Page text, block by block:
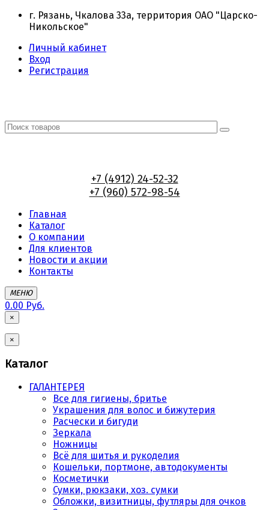
г. Рязань, Чкалова 33а, территория ОАО "Царско-
Никольское"
Личный кабинет
Вход
Регистрация
+7 (4912) 24-52-32
+7 (960) 572-98-54
Главная
Каталог
О компании
Для клиентов
Новости и акции
Контакты
МЕНЮ
0.00 Руб.
×
×
Каталог
ГАЛАНТЕРЕЯ
Все для гигиены, бритье
Украшения для волос и бижутерия
Расчески и бигуди
Зеркала
Ножницы
Всё для шитья и рукоделия
Кошельки, портмоне, автодокументы
Косметички
Сумки, рюкзаки, хоз. сумки
Обложки, визитницы, футляры для очков